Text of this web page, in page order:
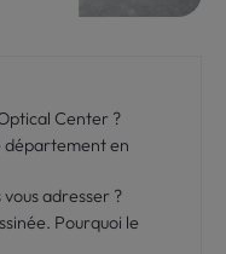
Center ?
département en
adresser ?
Pourquoi le